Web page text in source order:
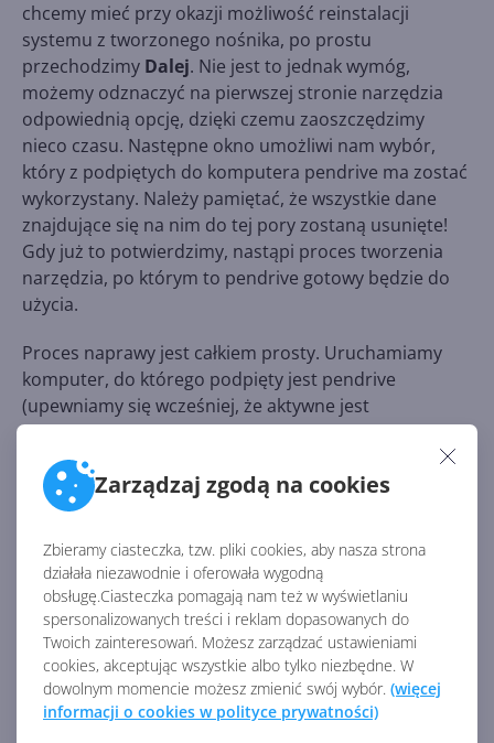
Zarządzaj zgodą na cookies
Zbieramy ciasteczka, tzw. pliki cookies, aby nasza strona
działała niezawodnie i oferowała wygodną
obsługę.Ciasteczka pomagają nam też w wyświetlaniu
spersonalizowanych treści i reklam dopasowanych do
Twoich zainteresowań. Możesz zarządzać ustawieniami
cookies, akceptując wszystkie albo tylko niezbędne. W
dowolnym momencie możesz zmienić swój wybór. (więcej
informacji o cookies w polityce prywatności)
chcemy mieć przy okazji możliwość reinstalacji
systemu z tworzonego nośnika, po prostu
przechodzimy Dalej. Nie jest to jednak wymóg,
możemy odznaczyć na pierwszej stronie narzędzia
odpowiednią opcję, dzięki czemu zaoszczędzimy
nieco czasu. Następne okno umożliwi nam wybór,
który z podpiętych do komputera pendrive ma zostać
wykorzystany. Należy pamiętać, że wszystkie dane
znajdujące się na nim do tej pory zostaną usunięte!
Gdy już to potwierdzimy, nastąpi proces tworzenia
narzędzia, po którym to pendrive gotowy będzie do
użycia.
Proces naprawy jest całkiem prosty. Uruchamiamy
komputer, do którego podpięty jest pendrive
(upewniamy się wcześniej, że aktywne jest
bootowanie z USB), po czym wybieramyPolski
(programisty)
Rozwiąż problemy, skąd wybieramyOpcje
zaawansowane
uruchomienia
. Dzięki temu komputer powinien w
założeniu sam zdiagnozować błędy oraz naprawić je.
ARTYKUŁY Z KATEGORII WINDOWS 10
Uśpienie i hibernacja: